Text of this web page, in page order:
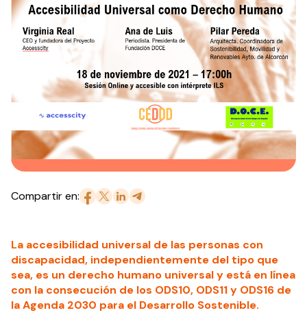
Compartir en:
La accesibilidad universal de las personas con
discapacidad, independientemente del tipo que
sea, es un derecho humano universal y está en línea
con la consecución de los ODS10, ODS11 y ODS16 de
la Agenda 2030 para el Desarrollo Sostenible.